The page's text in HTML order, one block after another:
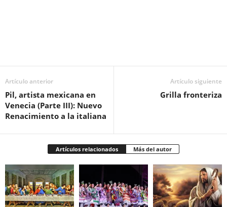
Artículo anterior
Pil, artista mexicana en
Venecia (Parte III): Nuevo
Renacimiento a la italiana
Artículo siguiente
Grilla fronteriza
Artículos relacionados Más del autor